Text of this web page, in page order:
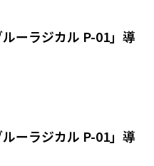
ーラジカル P-01」導
ーラジカル P-01」導